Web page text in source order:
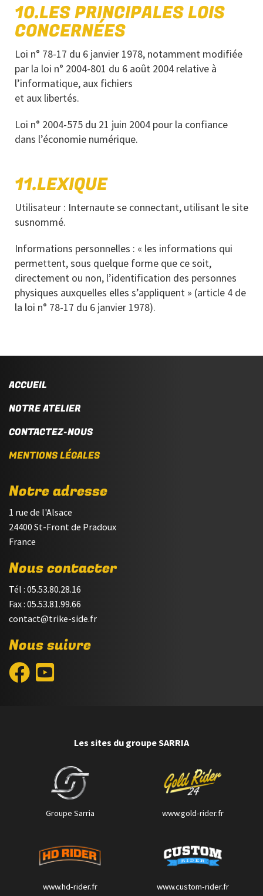
10.LES PRINCIPALES LOIS
CONCERNÉES
Loi n° 78-17 du 6 janvier 1978, notamment modifiée
par la loi n° 2004-801 du 6 août 2004 relative à
l’informatique, aux fichiers
et aux libertés.
Loi n° 2004-575 du 21 juin 2004 pour la confiance
dans l’économie numérique.
11.LEXIQUE
Utilisateur : Internaute se connectant, utilisant le site
susnommé.
Informations personnelles : « les informations qui
permettent, sous quelque forme que ce soit,
directement ou non, l’identification des personnes
physiques auxquelles elles s’appliquent » (article 4 de
la loi n° 78-17 du 6 janvier 1978).
ACCUEIL
NOTRE ATELIER
CONTACTEZ-NOUS
MENTIONS LÉGALES
Notre adresse
1 rue de l'Alsace
24400 St-Front de Pradoux
France
Nous contacter
Tél : 05.53.80.28.16
Fax : 05.53.81.99.66
contact@trike-side.fr
Nous suivre
Les sites du groupe SARRIA
Groupe Sarria www.gold-rider.fr
www.hd-rider.fr www.custom-rider.fr